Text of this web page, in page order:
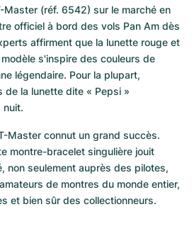
Master (réf. 6542) sur le marché en
officiel à bord des vols Pan Am dès
affirment que la lunette rouge et
s'inspire des couleurs de
légendaire. Pour la plupart,
de la lunette dite « Pepsi »
nuit.
Master connut un grand succès.
montre-bracelet singulière jouit
non seulement auprès des pilotes,
de montres du monde entier,
et bien sûr des collectionneurs.